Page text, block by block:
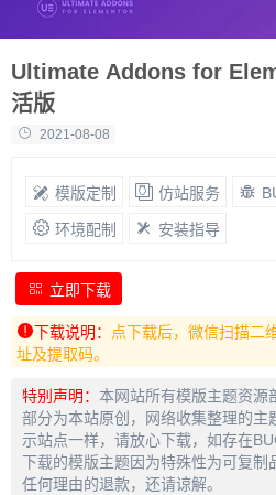
Ultimate Addons for
活版
2021-08-08
模版定制 仿站服务
环境配制 安装指导
立即下载
下载说明：
点下载后，微信扫描二
址及提取码。
特别声明： 本网站所有模版主题资源
部分为本站原创，网络收集整理的主
示站点一样，请放心下载，如存在
下载的模版主题因为特殊性为可复制
任何理由的退款，还请谅解。